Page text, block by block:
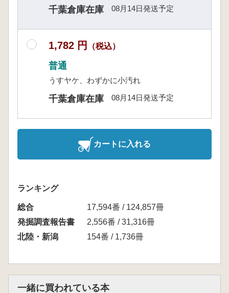
千葉倉庫在庫 08月14日発送予定
1,782 円 （税込）
普通
うすヤケ、わずかに小汚れ
千葉倉庫在庫 08月14日発送予定
カートに入れる
ランキング
総合
17,594番 / 124,857冊
発掘調査報告書
2,556番 / 31,316冊
北陸・新潟
154番 / 1,736冊
一緒に買われている本